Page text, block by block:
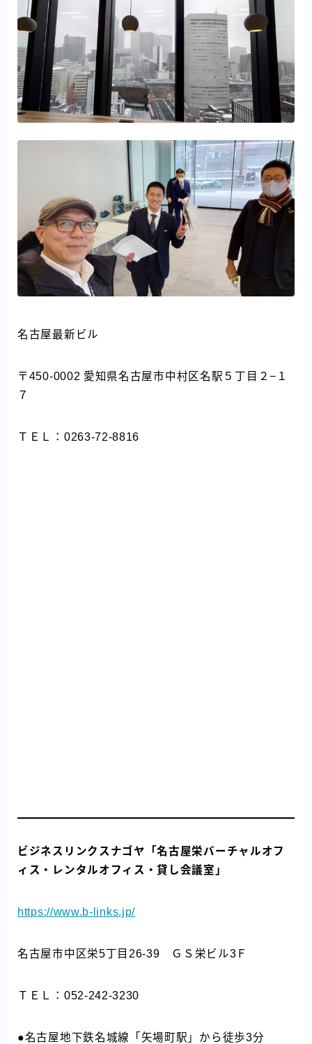
名古屋最新ビル
〒450-0002 愛知県名古屋市中村区名駅５丁目２−１
７
ＴＥＬ：0263-72-8816
ビジネスリンクスナゴヤ「名古屋栄バーチャルオフ
ィス・レンタルオフィス・貸し会議室」
https://www.b-links.jp/
名古屋市中区栄5丁目26-39 ＧＳ栄ビル3Ｆ
ＴＥＬ：052-242-3230
●名古屋地下鉄名城線「矢場町駅」から徒歩3分